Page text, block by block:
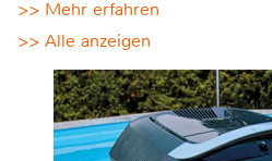
>> Mehr erfahren
>> Alle anzeigen